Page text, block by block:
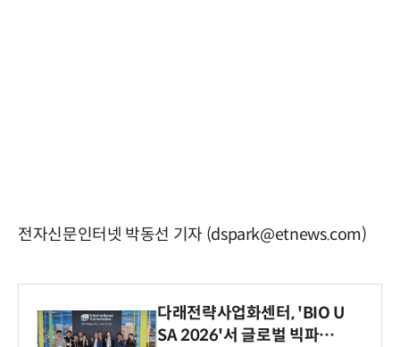
전자신문인터넷 박동선 기자 (dspark@etnews.com)
다래전략사업화센터, 'BIO U
SA 2026'서 글로벌 빅파마